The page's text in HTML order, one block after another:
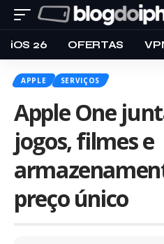
iOS 26 OFERTAS
APPLE SERVIÇOS
Apple One
jogos, filmes e
preço único